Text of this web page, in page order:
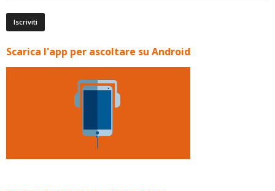
Scarica l'app per ascoltare su Android